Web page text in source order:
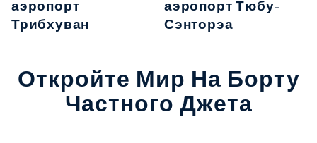
аэропорт
Трибхуван
аэропорт Тюбу-
Сэнторэа
Откройте Мир На Борту
Частного Джета